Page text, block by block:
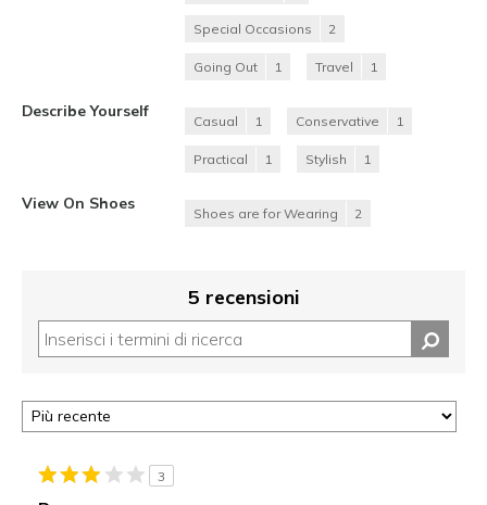
Special Occasions 2
Going Out 1 Travel 1
Describe Yourself
Casual 1 Conservative 1
Practical 1 Stylish 1
View On Shoes
Shoes are for Wearing 2
5 recensioni
3